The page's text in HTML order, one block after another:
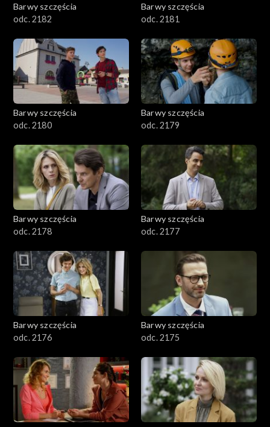
Barwy szczęścia
odc. 2182
Barwy szczęścia
odc. 2181
Barwy szczęścia
odc. 2180
Barwy szczęścia
odc. 2179
Barwy szczęścia
odc. 2178
Barwy szczęścia
odc. 2177
Barwy szczęścia
odc. 2176
Barwy szczęścia
odc. 2175